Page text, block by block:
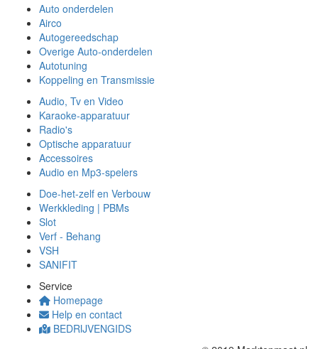
Auto onderdelen
Airco
Autogereedschap
Overige Auto-onderdelen
Autotuning
Koppeling en Transmissie
Audio, Tv en Video
Karaoke-apparatuur
Radio's
Optische apparatuur
Accessoires
Audio en Mp3-spelers
Doe-het-zelf en Verbouw
Werkkleding | PBMs
Slot
Verf - Behang
VSH
SANIFIT
Service
Homepage
Help en contact
BEDRIJVENGIDS